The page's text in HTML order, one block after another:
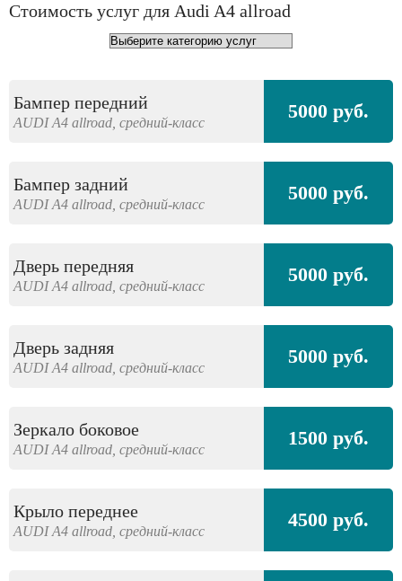
Стоимость услуг для Audi A4 allroad
Бампер передний
AUDIA4 allroad, средний-класс 5000 руб.
Бампер задний
AUDIA4 allroad, средний-класс 5000 руб.
Дверь передняя
AUDIA4 allroad, средний-класс 5000 руб.
Дверь задняя
AUDIA4 allroad, средний-класс 5000 руб.
Зеркало боковое
AUDIA4 allroad, средний-класс 1500 руб.
Крыло переднее
AUDIA4 allroad, средний-класс 4500 руб.